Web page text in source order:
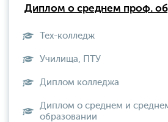
Диплом о среднем проф.
Тех-колледж
Училища, ПТУ
Диплом колледжа
Диплом о среднем и
образовании